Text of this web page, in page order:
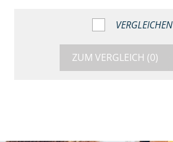
VERGLEICHEN
ZUM VERGLEICH (0)